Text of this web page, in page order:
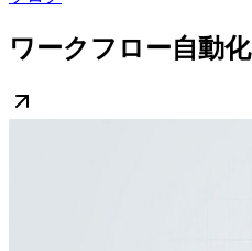
ワークフロー自動化